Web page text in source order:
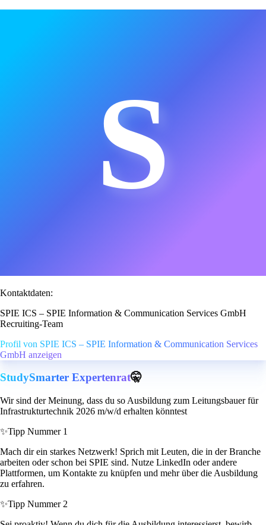
S
Kontaktdaten:
SPIE ICS – SPIE Information & Communication Services GmbH
Recruiting-Team
Profil von SPIE ICS – SPIE Information & Communication Services
GmbH anzeigen
StudySmarter Expertenrat🤫
Wir sind der Meinung, dass du so Ausbildung zum Leitungsbauer für
Infrastrukturtechnik 2026 m/w/d erhalten könntest
✨Tipp Nummer 1
Mach dir ein starkes Netzwerk! Sprich mit Leuten, die in der Branche
arbeiten oder schon bei SPIE sind. Nutze LinkedIn oder andere
Plattformen, um Kontakte zu knüpfen und mehr über die Ausbildung
zu erfahren.
✨Tipp Nummer 2